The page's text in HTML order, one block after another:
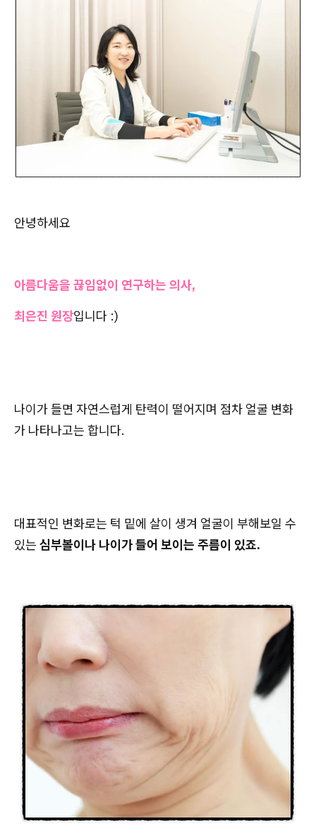
안녕하세요
아름다움을 끊임없이 연구하는 의사,
최은진 원장입니다 :)
나이가 들면 자연스럽게 탄력이 떨어지며 점차 얼굴 변화
가 나타나고는 합니다.
대표적인 변화로는 턱 밑에 살이 생겨 얼굴이 부해보일 수
있는 심부볼이나 나이가 들어 보이는 주름이 있죠.